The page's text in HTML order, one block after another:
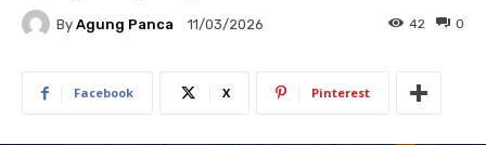
By Agung Panca 11/03/2026 0
42
Facebook X Pinterest